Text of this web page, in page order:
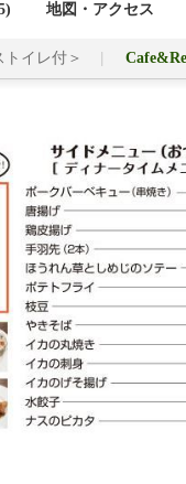
地図・アクセス
イレ付＞